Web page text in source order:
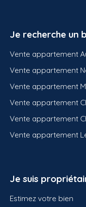
Je recherche un
Vente appartement
Vente appartement
Vente appartement
Vente appartement
Vente appartement
Vente appartement
Je suis
Estimez votre bien